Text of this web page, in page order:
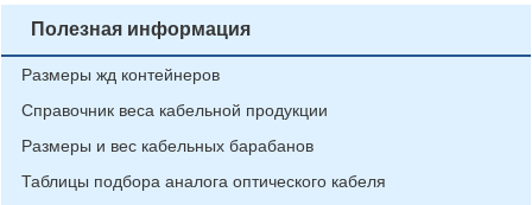
Полезная информация
Размеры жд контейнеров
Справочник веса кабельной продукции
Размеры и вес кабельных барабанов
Таблицы подбора аналога оптического кабеля